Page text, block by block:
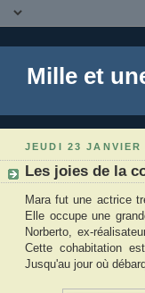
Mille et
JEUDI 23 JANVIER
Les joies de la
Mara fut une actrice
Elle occupe une
Norberto, ex-
Cette cohabitation
Jusqu'au jour où